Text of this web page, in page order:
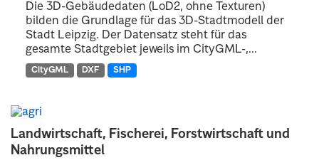
Landwirtschaft, Fischerei, Forstwirtschaft und
Nahrungsmittel
Die 3D-Gebäudedaten (LoD2, ohne Texturen)
bilden die Grundlage für das 3D-Stadtmodell der
Stadt Leipzig. Der Datensatz steht für das
gesamte Stadtgebiet jeweils im CityGML-,...
CityGML DXF SHP